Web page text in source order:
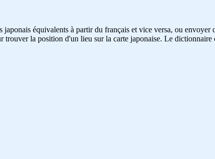
équivalents à partir du français et vice versa, ou envoyer
la position d'un lieu sur la carte japonaise. Le dictionnaire